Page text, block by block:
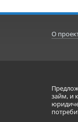
О
займ, и